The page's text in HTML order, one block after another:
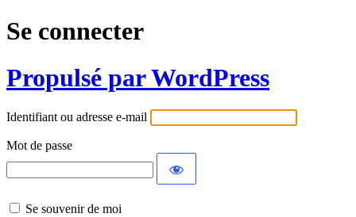
Se connecter
Propulsé par WordPress
Identifiant ou adresse e-mail
Mot de passe
Se souvenir de moi